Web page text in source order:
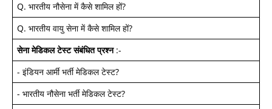
Q. भारतीय नौसेना में कैसे शामिल हों?
Q. भारतीय वायु सेना में कैसे शामिल हों?
सेना मेडिकल टेस्ट संबंधित प्रश्न:-
- इंडियन आर्मी भर्ती मेडिकल टेस्ट?
- भारतीय नौसेना भर्ती मेडिकल टेस्ट?